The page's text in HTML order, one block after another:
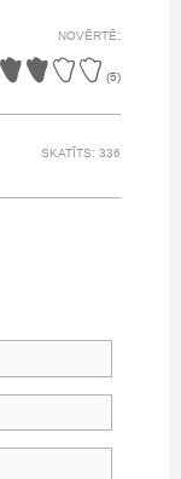
NOVĒRTĒ:
(5)
SKATĪTS: 336